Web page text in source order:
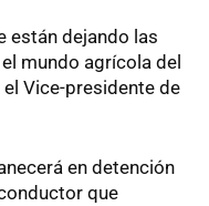
están dejando las
mundo agrícola del
Vice-presidente de
en detención
que